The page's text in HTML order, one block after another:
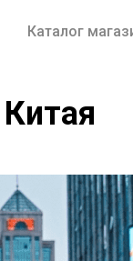
Каталог